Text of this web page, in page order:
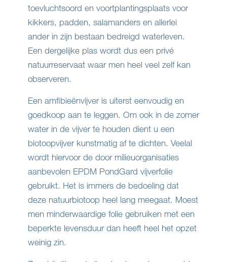
toevluchtsoord en voortplantingsplaats voor
kikkers, padden, salamanders en allerlei
ander in zijn bestaan bedreigd waterleven.
Een dergelijke plas wordt dus een privé
natuurreservaat waar men heel veel zelf kan
observeren.
Een amfibieënvijver is uiterst eenvoudig en
goedkoop aan te leggen. Om ook in de zomer
water in de vijver te houden dient u een
biotoopvijver kunstmatig af te dichten. Veelal
wordt hiervoor de door milieuorganisaties
aanbevolen EPDM PondGard vijverfolie
gebruikt. Het is immers de bedoeling dat
deze natuurbiotoop heel lang meegaat. Moest
men minderwaardige folie gebruiken met een
beperkte levensduur dan heeft heel het opzet
weinig zin.